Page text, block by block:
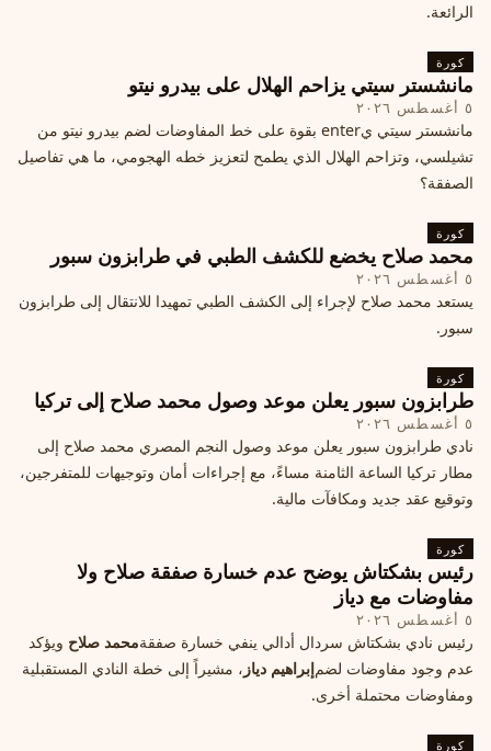
الرائعة.
كورة
مانشستر سيتي يزاحم الهلال على بيدرو نيتو
٥ أغسطس ٢٠٢٦
مانشستر سيتي يenter بقوة على خط المفاوضات لضم بيدرو نيتو من
تشيلسي، وتزاحم الهلال الذي يطمح لتعزيز خطه الهجومي، ما هي تفاصيل
الصفقة؟
كورة
محمد صلاح يخضع للكشف الطبي في طرابزون سبور
٥ أغسطس ٢٠٢٦
يستعد محمد صلاح لإجراء إلى الكشف الطبي تمهيدا للانتقال إلى طرابزون
سبور.
كورة
طرابزون سبور يعلن موعد وصول محمد صلاح إلى تركيا
٥ أغسطس ٢٠٢٦
نادي طرابزون سبور يعلن موعد وصول النجم المصري محمد صلاح إلى
مطار تركيا الساعة الثامنة مساءً، مع إجراءات أمان وتوجيهات للمتفرجين،
وتوقيع عقد جديد ومكافآت مالية.
كورة
رئيس بشكتاش يوضح عدم خسارة صفقة صلاح ولا
مفاوضات مع دياز
٥ أغسطس ٢٠٢٦
رئيس نادي بشكتاش سردال أدالي ينفي خسارة صفقةمحمد صلاح ويؤكد
عدم وجود مفاوضات لضمإبراهيم دياز ، مشيراً إلى خطة النادي المستقبلية
ومفاوضات محتملة أخرى.
كورة